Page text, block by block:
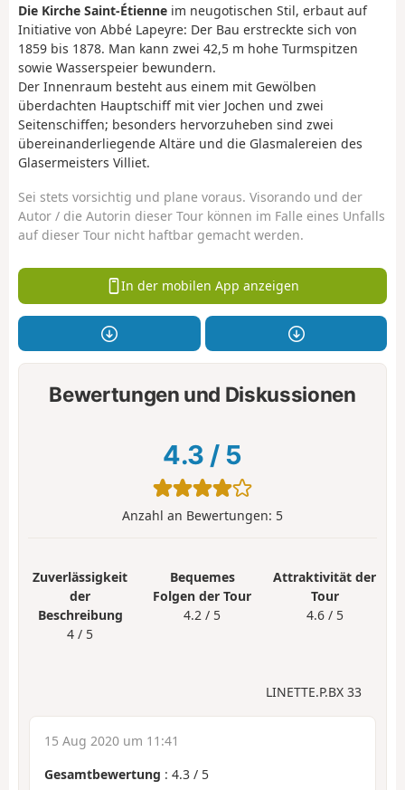
Die Kirche Saint-Étienne im neugotischen Stil, erbaut auf
Initiative von Abbé Lapeyre: Der Bau erstreckte sich von
1859 bis 1878. Man kann zwei 42,5 m hohe Turmspitzen
sowie Wasserspeier bewundern.
Der Innenraum besteht aus einem mit Gewölben
überdachten Hauptschiff mit vier Jochen und zwei
Seitenschiffen; besonders hervorzuheben sind zwei
übereinanderliegende Altäre und die Glasmalereien des
Glasermeisters Villiet.
Sei stets vorsichtig und plane voraus. Visorando und der
Autor / die Autorin dieser Tour können im Falle eines Unfalls
auf dieser Tour nicht haftbar gemacht werden.
In der mobilen App anzeigen
Bewertungen und Diskussionen
4.3 / 5
Anzahl an Bewertungen: 5
Zuverlässigkeit
der
Beschreibung
4 / 5
Bequemes
Folgen der Tour
4.2 / 5
Attraktivität der
Tour
4.6 / 5
LINETTE.P.BX 33
15 Aug 2020 um 11:41
Gesamtbewertung : 4.3 / 5